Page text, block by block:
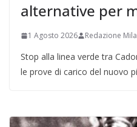
alternative per
1 Agosto 2026 Redazione
Stop alla linea verde tra
le prove di carico del nuovo